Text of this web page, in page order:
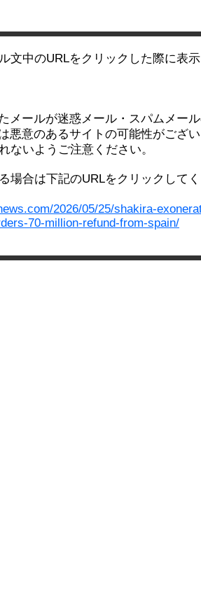
文中のURLをクリックした際に表
メールが迷惑メール・スパムメー
悪意のあるサイトの可能性がござ
ないようご注意ください。
場合は下記のURLをクリックして
2026/05/25/shakira-
70-million-refund-from-spain/